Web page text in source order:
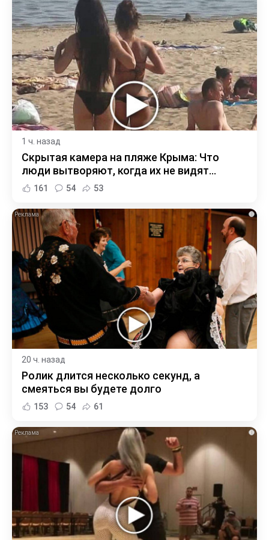
1 ч. назад
Скрытая камера на пляже Крыма: Что
люди вытворяют, когда их не видят...
161 54 53
i
20 ч. назад
Ролик длится несколько секунд, а
смеяться вы будете долго
153 54 61
i